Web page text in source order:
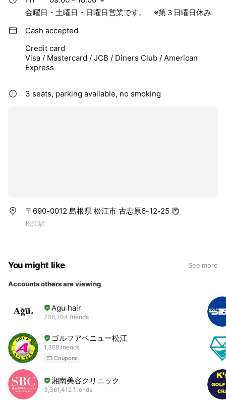
金曜日・土曜日・日曜日営業です。 ※第３日曜日休み
Cash accepted
Credit card
Visa / Mastercard / JCB / Diners Club / American
Express
3 seats, parking available, no smoking
〒690-0012 島根県 松江市 古志原6-12-25
松江駅
You might like See more
Accounts others are viewing
Agu hair
706,704 friends
ゴルフアベニュー松江
1,368 friends
Coupons
湘南美容クリニック
3,361,412 friends